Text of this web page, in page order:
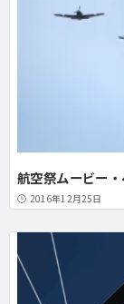
航空祭ムービー
2016年12月25日